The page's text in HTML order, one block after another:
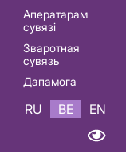
Аператарам
сувязі
Зваротная
сувязь
Дапамога
RU BE EN